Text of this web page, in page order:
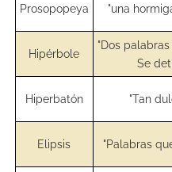
Prosopopeya "una
Hipérbole
"Dos
Se
Hiperbatón "Tan
Elipsis "Palabras